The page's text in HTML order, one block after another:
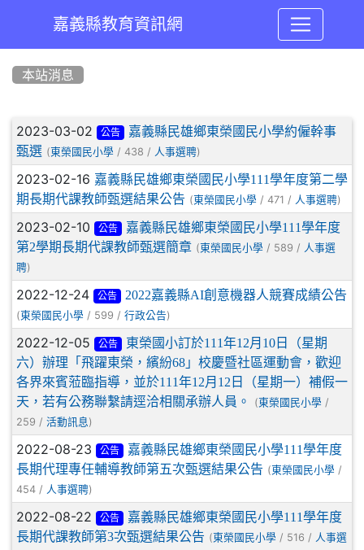
嘉義縣教育資訊網
本站消息
文章列表
2023-03-02 公告
嘉義縣民雄鄉東榮國民小學約僱幹事
甄選 (東榮國民小學 / 438 / 人事選聘)
2023-02-16 嘉義縣民雄鄉東榮國民小學111學年度第二學
期長期代課教師甄選結果公告 (東榮國民小學 / 471 / 人事選聘)
2023-02-10 公告
嘉義縣民雄鄉東榮國民小學111學年度
第2學期長期代課教師甄選簡章 (東榮國民小學 / 589 / 人事選
聘)
2022-12-24 公告 2022嘉義縣AI創意機器人競賽成績公告
(東榮國民小學 / 599 / 行政公告)
2022-12-05 公告
東榮國小訂於111年12月10日（星期
六）辦理「飛躍東榮，繽紛68」校慶暨社區運動會，歡迎
各界來賓蒞臨指導，並於111年12月12日（星期一）補假一
天，若有公務聯繫請逕洽相關承辦人員。
(東榮國民小學 /
259 / 活動訊息 )
2022-08-23 公告
嘉義縣民雄鄉東榮國民小學111學年度
長期代理專任輔導教師第五次甄選結果公告 (東榮國民小學 /
454 / 人事選聘)
2022-08-22 公告
嘉義縣民雄鄉東榮國民小學111學年度
長期代課教師第3次甄選結果公告 (東榮國民小學 / 516 / 人事選